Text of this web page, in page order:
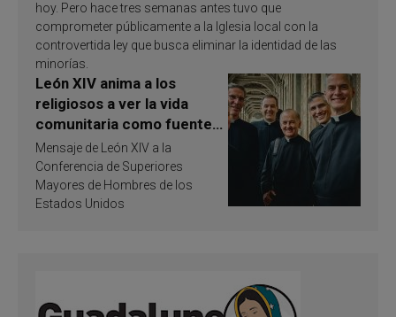
hoy. Pero hace tres semanas antes tuvo que
comprometer públicamente a la Iglesia local con la
controvertida ley que busca eliminar la identidad de las
minorías.
León XIV anima a los
religiosos a ver la vida
comunitaria como fuente
de inspiración y
santificación
Mensaje de León XIV a la
Conferencia de Superiores
Mayores de Hombres de los
Estados Unidos